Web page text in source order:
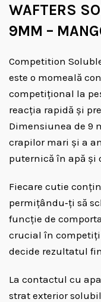
WAFTERS
9MM –
Competition
este o momeală
competițional la
reacția rapidă și
Dimensiunea de 9
crapilor mari și a
puternică în apă și
Fiecare cutie
permițându‑ți să
funcție de
crucial în
decide rezultatul
La contactul cu
strat exterior